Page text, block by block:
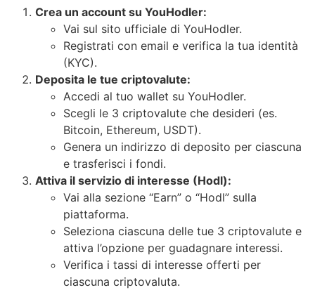
Crea un account su YouHodler:
Vai sul sito ufficiale di YouHodler.
Registrati con email e verifica la tua identità
(KYC).
Deposita le tue criptovalute:
Accedi al tuo wallet su YouHodler.
Scegli le 3 criptovalute che desideri (es.
Bitcoin, Ethereum, USDT).
Genera un indirizzo di deposito per ciascuna
e trasferisci i fondi.
Attiva il servizio di interesse (Hodl):
Vai alla sezione “Earn” o “Hodl” sulla
piattaforma.
Seleziona ciascuna delle tue 3 criptovalute e
attiva l’opzione per guadagnare interessi.
Verifica i tassi di interesse offerti per
ciascuna criptovaluta.